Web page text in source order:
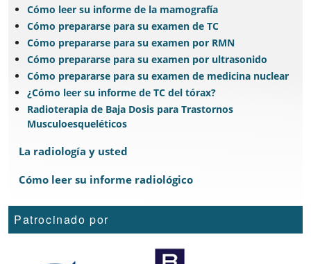
Cómo leer su informe de la mamografía
Cómo prepararse para su examen de TC
Cómo prepararse para su examen por RMN
Cómo prepararse para su examen por ultrasonido
Cómo prepararse para su examen de medicina nuclear
¿Cómo leer su informe de TC del tórax?
Radioterapia de Baja Dosis para Trastornos
Musculoesqueléticos
La radiología y usted
Cómo leer su informe radiológico
Patrocinado por